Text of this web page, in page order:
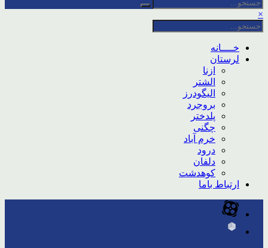
×
خــــانه
لرستان
ازنا
الشتر
الیگودرز
بروجرد
پلدختر
چگنی
خرم آباد
درود
دلفان
کوهدشت
ارتباط باما